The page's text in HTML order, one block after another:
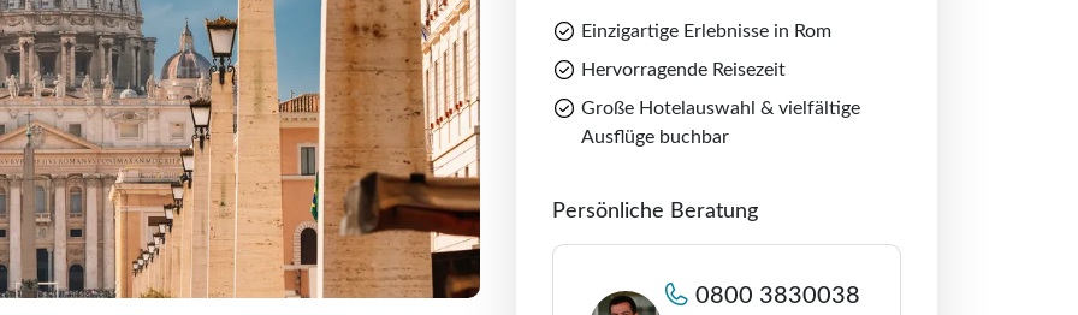
Einzigartige Erlebnisse in Rom
Hervorragende Reisezeit
Große Hotelauswahl & vielfältige
Ausflüge buchbar
Persönliche Beratung
0800 3830038